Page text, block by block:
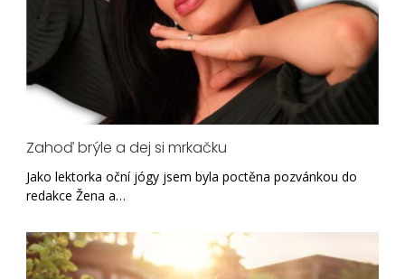
Zahoď brýle a dej si mrkačku
Jako lektorka oční jógy jsem byla poctěna pozvánkou do
redakce Žena a…